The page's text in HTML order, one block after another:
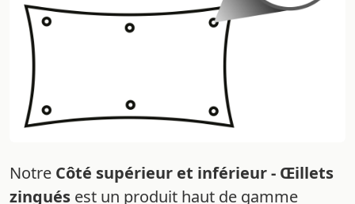
Notre Côté supérieur et inférieur - Œillets
zingués est un produit haut de gamme